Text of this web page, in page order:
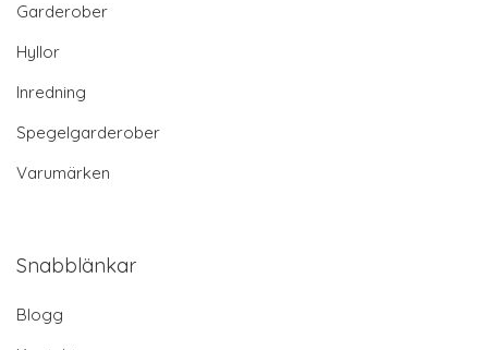
Garderober
Hyllor
Inredning
Spegelgarderober
Varumärken
Snabblänkar
Blogg